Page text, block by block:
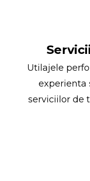
Utilajele
experienta
serviciilor de